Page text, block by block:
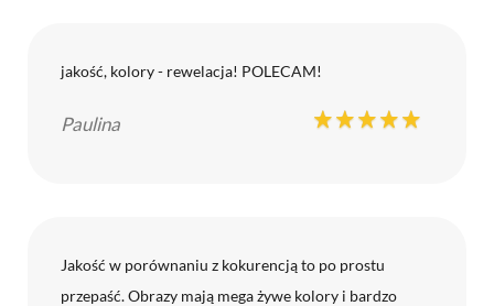
jakość, kolory - rewelacja! POLECAM!
Paulina
Jakość w porównaniu z kokurencją to po prostu
przepaść. Obrazy mają mega żywe kolory i bardzo